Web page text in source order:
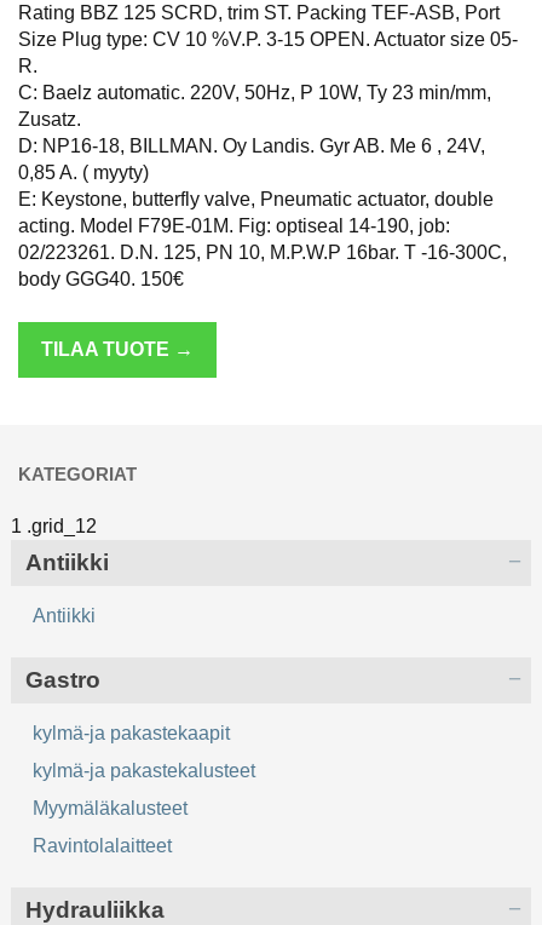
Rating BBZ 125 SCRD, trim ST. Packing TEF-ASB, Port
Size Plug type: CV 10 %V.P. 3-15 OPEN. Actuator size 05-
R.
C: Baelz automatic. 220V, 50Hz, P 10W, Ty 23 min/mm,
Zusatz.
D: NP16-18, BILLMAN. Oy Landis. Gyr AB. Me 6 , 24V,
0,85 A. ( myyty)
E: Keystone, butterfly valve, Pneumatic actuator, double
acting. Model F79E-01M. Fig: optiseal 14-190, job:
02/223261. D.N. 125, PN 10, M.P.W.P 16bar. T -16-300C,
body GGG40. 150€
TILAA TUOTE →
KATEGORIAT
Antiikki
Antiikki
Gastro
kylmä-ja pakastekaapit
kylmä-ja pakastekalusteet
Myymäläkalusteet
Ravintolalaitteet
Hydrauliikka